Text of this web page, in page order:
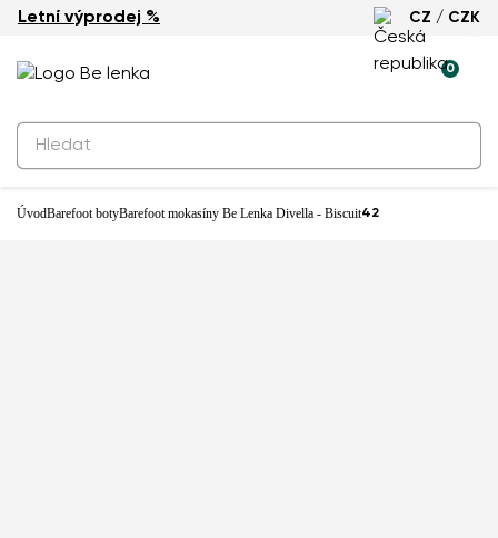
Letní výprodej % CZ / CZK
0
ÚvodBarefoot botyBarefoot mokasíny Be Lenka Divella - Biscuit42
-23%
Barefoot mokasíny Be Lenka Divella